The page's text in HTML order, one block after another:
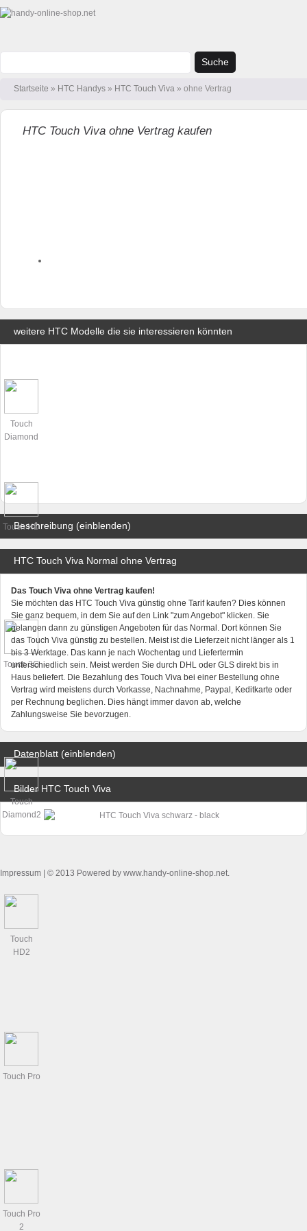
Suche
Startseite » HTC Handys » HTC Touch Viva » ohne Vertrag
HTC Touch Viva ohne Vertrag kaufen
weitere HTC Modelle die sie interessieren könnten
Touch
Diamond
Touch HD
Touch 3G
Touch
Diamond2
Touch
HD2
Touch Pro
Touch Pro
2
Beschreibung (einblenden)
HTC Touch Viva Normal ohne Vertrag
Das Touch Viva ohne Vertrag kaufen!
Sie möchten das HTC Touch Viva günstig ohne Tarif kaufen? Dies können
Sie ganz bequem, in dem Sie auf den Link "zum Angebot" klicken. Sie
gelangen dann zu günstigen Angeboten für das Normal. Dort können Sie
das Touch Viva günstig zu bestellen. Meist ist die Lieferzeit nicht länger als 1
bis 3 Werktage. Das kann je nach Wochentag und Liefertermin
unterschiedlich sein. Meist werden Sie durch DHL oder GLS direkt bis in
Haus beliefert. Die Bezahlung des Touch Viva bei einer Bestellung ohne
Vertrag wird meistens durch Vorkasse, Nachnahme, Paypal, Keditkarte oder
per Rechnung beglichen. Dies hängt immer davon ab, welche
Zahlungsweise Sie bevorzugen.
Datenblatt (einblenden)
Bilder HTC Touch Viva
Impressum | © 2013 Powered by www.handy-online-shop.net.